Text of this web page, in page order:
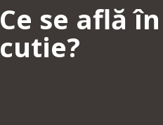
Ce se află în
cutie?